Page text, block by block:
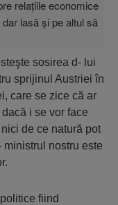
sosirea d- lui
sprijinul Austriei în
care se zice că ar
i se vor face
de ce natură pot
nostru este
fiind